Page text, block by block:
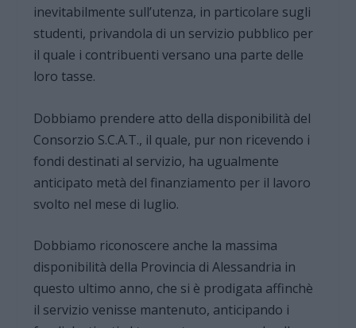
inevitabilmente sull’utenza, in particolare sugli
studenti, privandola di un servizio pubblico per
il quale i contribuenti versano una parte delle
loro tasse.
Dobbiamo prendere atto della disponibilità del
Consorzio S.C.A.T., il quale, pur non ricevendo i
fondi destinati al servizio, ha ugualmente
anticipato metà del finanziamento per il lavoro
svolto nel mese di luglio.
Dobbiamo riconoscere anche la massima
disponibilità della Provincia di Alessandria in
questo ultimo anno, che si è prodigata affinchè
il servizio venisse mantenuto, anticipando i